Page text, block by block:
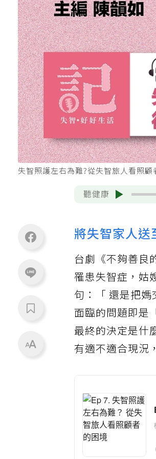
失智照護左右為難?從失智旅人看照顧
聽健康
將失智家人送
台劇《不夠善良
罹患失智症，姑
句：「 還是把
面臨的問題即是
最終的決定是什
有適不適合現況